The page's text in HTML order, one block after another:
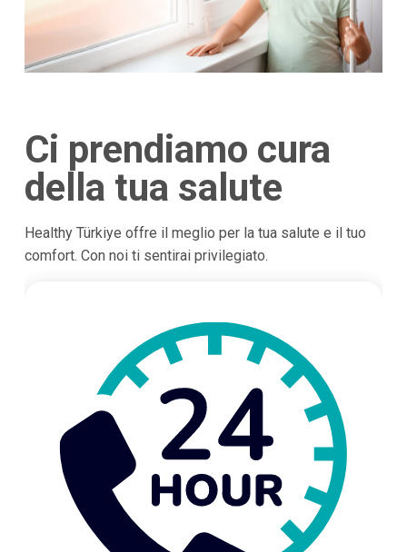
Ci prendiamo cura
della tua salute
Healthy Türkiye offre il meglio per la tua salute e il tuo
comfort. Con noi ti sentirai privilegiato.